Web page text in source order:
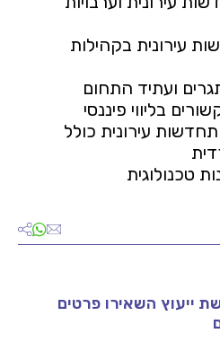
עירונית בקהילות
ועתיד התחום
בליווי פיננסי
עירונית כולל
טכנולוגית
ייעוץ השאירו פרטים